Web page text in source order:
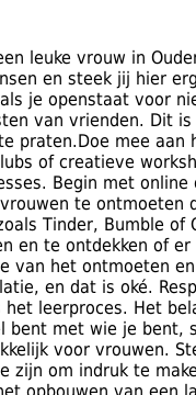
leuke vrouw in
en steek jij hier
je openstaat voor
van vrienden. Dit
praten.Doe mee aan
of creatieve
Begin met
te ontmoeten
Tinder, Bumble of
en te ontdekken of er
van het ontmoeten
en dat is oké.
leerproces. Het
bent met wie je bent,
voor vrouwen.
zijn om indruk te
opbouwen van een